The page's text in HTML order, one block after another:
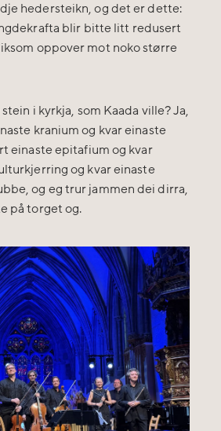
hedersteikn, og det er dette:
blir bitte litt redusert
oppover mot noko større
i kyrkja, som Kaada ville? Ja,
kranium og kvar einaste
einaste epitafium og kvar
og kvar einaste
og eg trur jammen dei dirra,
på torget og.